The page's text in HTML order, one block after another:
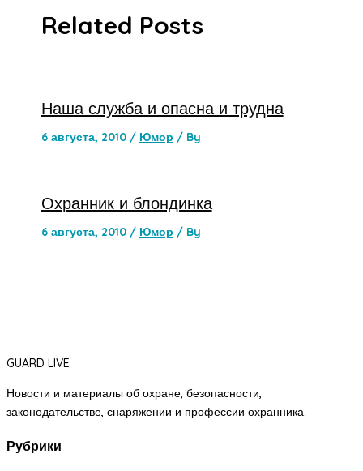
Related Posts
Наша служба и опасна и трудна
6 августа, 2010 / Юмор / By
Охранник и блондинка
6 августа, 2010 / Юмор / By
GUARD LIVE
Новости и материалы об охране, безопасности,
законодательстве, снаряжении и профессии охранника.
Рубрики